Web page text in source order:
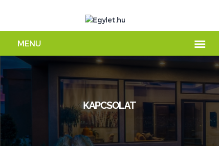
KAPCSOLAT